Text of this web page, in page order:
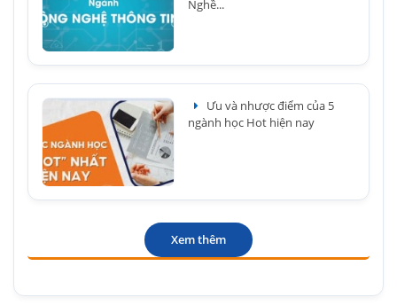
Nghề...
Ưu và nhược điểm của 5
ngành học Hot hiện nay
Xem thêm